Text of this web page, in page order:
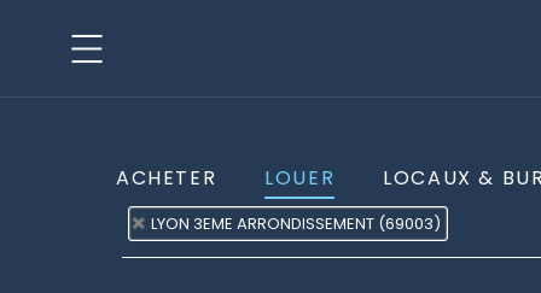
ACHETER LOUER LOCAUX &
LYON 3EME ARRONDISSEMENT (69003)